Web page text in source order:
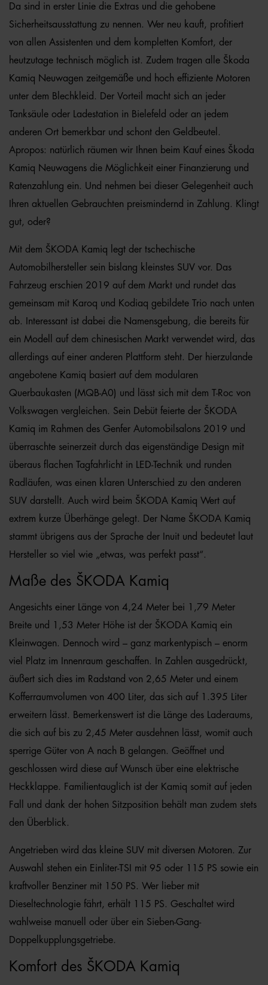
Da sind in erster Linie die Extras und die gehobene
Sicherheitsausstattung zu nennen. Wer neu kauft, profitiert
von allen Assistenten und dem kompletten Komfort, der
heutzutage technisch möglich ist. Zudem tragen alle Škoda
Kamiq Neuwagen zeitgemäße und hoch effiziente Motoren
unter dem Blechkleid. Der Vorteil macht sich an jeder
Tanksäule oder Ladestation in Bielefeld oder an jedem
anderen Ort bemerkbar und schont den Geldbeutel.
Apropos: natürlich räumen wir Ihnen beim Kauf eines Škoda
Kamiq Neuwagens die Möglichkeit einer Finanzierung und
Ratenzahlung ein. Und nehmen bei dieser Gelegenheit auch
Ihren aktuellen Gebrauchten preismindernd in Zahlung. Klingt
gut, oder?
Mit dem ŠKODA Kamiq legt der tschechische
Automobilhersteller sein bislang kleinstes SUV vor. Das
Fahrzeug erschien 2019 auf dem Markt und rundet das
gemeinsam mit Karoq und Kodiaq gebildete Trio nach unten
ab. Interessant ist dabei die Namensgebung, die bereits für
ein Modell auf dem chinesischen Markt verwendet wird, das
allerdings auf einer anderen Plattform steht. Der hierzulande
angebotene Kamiq basiert auf dem modularen
Querbaukasten (MQB-A0) und lässt sich mit dem T-Roc von
Volkswagen vergleichen. Sein Debüt feierte der ŠKODA
Kamiq im Rahmen des Genfer Automobilsalons 2019 und
überraschte seinerzeit durch das eigenständige Design mit
überaus flachen Tagfahrlicht in LED-Technik und runden
Radläufen, was einen klaren Unterschied zu den anderen
SUV darstellt. Auch wird beim ŠKODA Kamiq Wert auf
extrem kurze Überhänge gelegt. Der Name ŠKODA Kamiq
stammt übrigens aus der Sprache der Inuit und bedeutet laut
Hersteller so viel wie „etwas, was perfekt passt“.
Maße des ŠKODA Kamiq
Angesichts einer Länge von 4,24 Meter bei 1,79 Meter
Breite und 1,53 Meter Höhe ist der ŠKODA Kamiq ein
Kleinwagen. Dennoch wird – ganz markentypisch – enorm
viel Platz im Innenraum geschaffen. In Zahlen ausgedrückt,
äußert sich dies im Radstand von 2,65 Meter und einem
Kofferraumvolumen von 400 Liter, das sich auf 1.395 Liter
erweitern lässt. Bemerkenswert ist die Länge des Laderaums,
die sich auf bis zu 2,45 Meter ausdehnen lässt, womit auch
sperrige Güter von A nach B gelangen. Geöffnet und
geschlossen wird diese auf Wunsch über eine elektrische
Heckklappe. Familientauglich ist der Kamiq somit auf jeden
Fall und dank der hohen Sitzposition behält man zudem stets
den Überblick.
Angetrieben wird das kleine SUV mit diversen Motoren. Zur
Auswahl stehen ein Einliter-TSI mit 95 oder 115 PS sowie ein
kraftvoller Benziner mit 150 PS. Wer lieber mit
Dieseltechnologie fährt, erhält 115 PS. Geschaltet wird
wahlweise manuell oder über ein Sieben-Gang-
Doppelkupplungsgetriebe.
Komfort des ŠKODA Kamiq